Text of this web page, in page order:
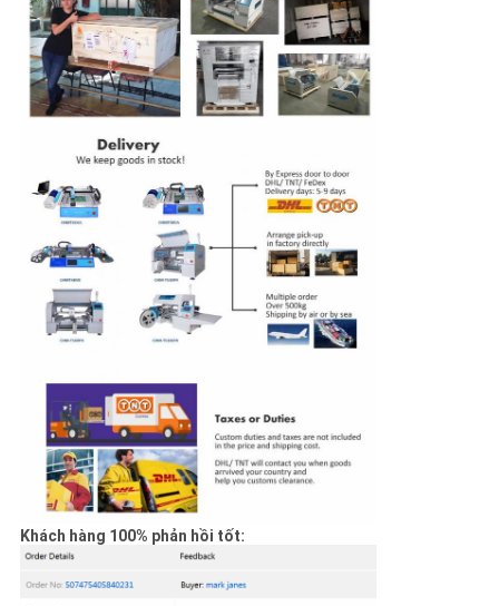
Khách hàng 100% phản hồi tốt: